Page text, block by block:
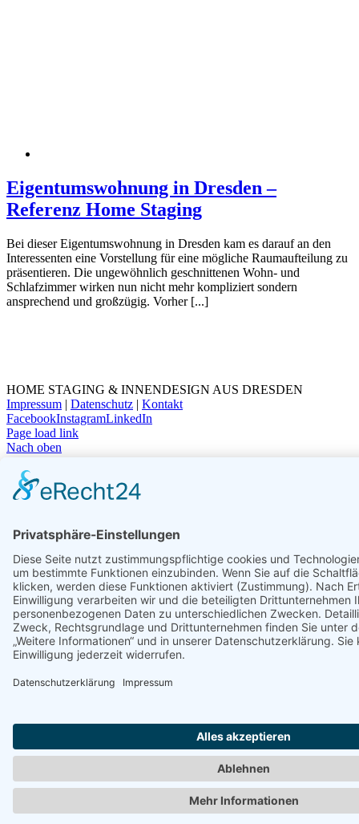
Eigentumswohnung in Dresden –
Referenz Home Staging
Bei dieser Eigentumswohnung in Dresden kam es darauf an den
Interessenten eine Vorstellung für eine mögliche Raumaufteilung zu
präsentieren. Die ungewöhnlich geschnittenen Wohn- und
Schlafzimmer wirken nun nicht mehr kompliziert sondern
ansprechend und großzügig. Vorher [...]
HOME STAGING & INNENDESIGN AUS DRESDEN
Impressum | Datenschutz | Kontakt
FacebookInstagramLinkedIn
Page load link
Nach oben